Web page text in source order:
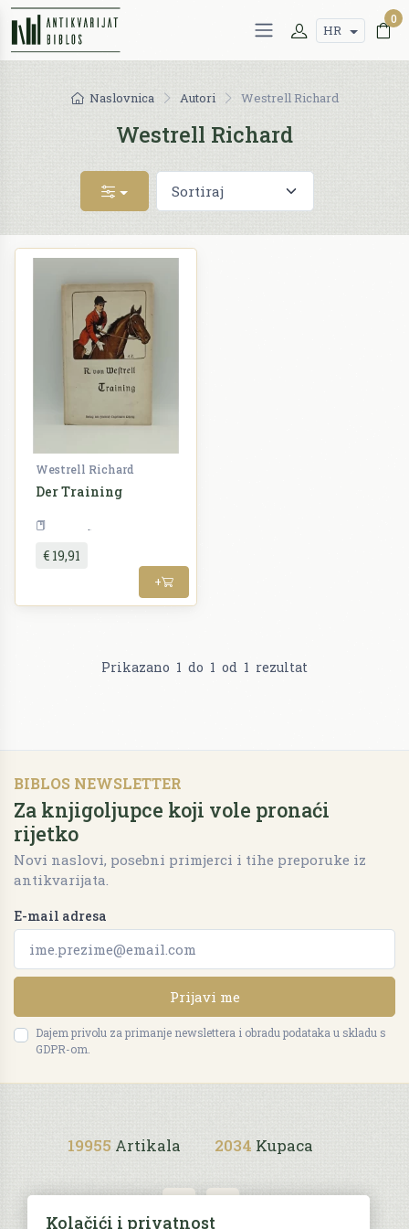
HR
0
Naslovnica Autori Westrell Richard
Westrell Richard
Westrell Richard
Der Training
€ 19,91
+
Prikazano 1 do 1 od 1 rezultat
BIBLOS NEWSLETTER
Za knjigoljupce koji vole pronaći
rijetko
Novi naslovi, posebni primjerci i tihe preporuke iz
antikvarijata.
E-mail adresa
Prijavi me
Dajem privolu za primanje newslettera i obradu podataka u skladu s
GDPR-om.
19955 Artikala 2034 Kupaca
Kolačići i privatnost